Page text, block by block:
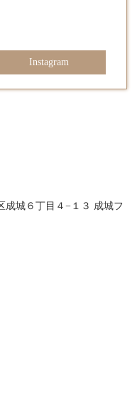
Instagram
成城６丁目４−１３ 成城フ